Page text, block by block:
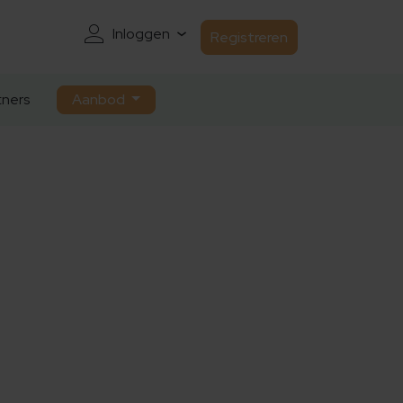
Inloggen Registreren
Aanbod